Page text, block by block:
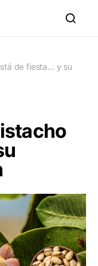
de fiesta… y su